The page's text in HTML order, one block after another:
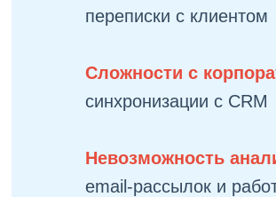
переписки с клиентом
Сложности с
синхронизации с CRM
Невозможность
email-рассылок и